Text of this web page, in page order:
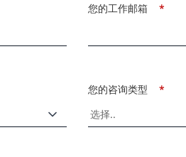
*
您的工作邮箱
*
您的咨询类型